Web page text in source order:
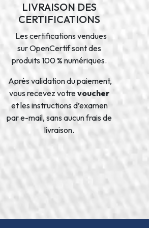
LIVRAISON DES
CERTIFICATIONS
Les certifications vendues
sur OpenCertif sont des
produits 100 % numériques.
Après validation du paiement,
vous recevez votrevoucher
et les instructions d’examen
par e-mail, sans aucun frais de
livraison.